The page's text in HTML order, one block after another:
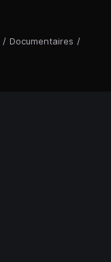
/ Documentaires /